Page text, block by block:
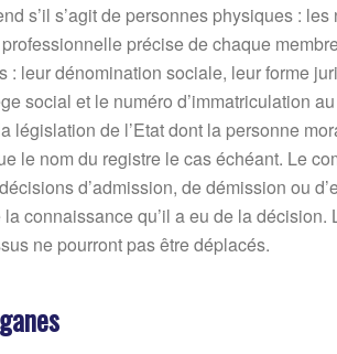
s’il s’agit de personnes physiques : les
précise de chaque membre
: leur dénomination sociale, leur forme
social et le numéro d’immatriculation
législation de l’Etat dont la personne
le nom du registre le cas échéant. Le
d’admission, de démission ou
la connaissance qu’il a eu de la
ne pourront pas être déplacés.